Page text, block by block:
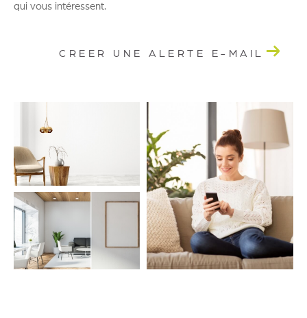
qui vous intéressent.
CREER UNE ALERTE E-MAIL